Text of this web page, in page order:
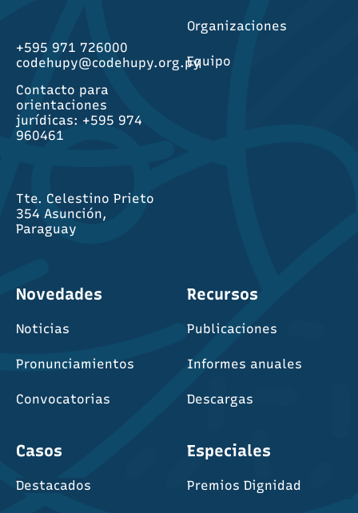
+595 971 726000
codehupy@codehupy.org.py
Contacto para
orientaciones
jurídicas: +595 974
960461
Tte. Celestino Prieto
354 Asunción,
Paraguay
Organizaciones
Equipo
Novedades
Noticias
Pronunciamientos
Convocatorias
Recursos
Publicaciones
Informes anuales
Descargas
Casos
Destacados
Especiales
Premios Dignidad